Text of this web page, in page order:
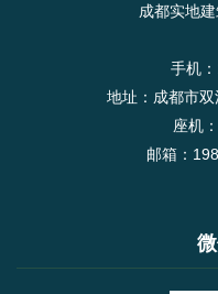
成都实地
手机
地址：成都市
座机
邮箱：